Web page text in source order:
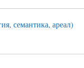
семантика, ареал)